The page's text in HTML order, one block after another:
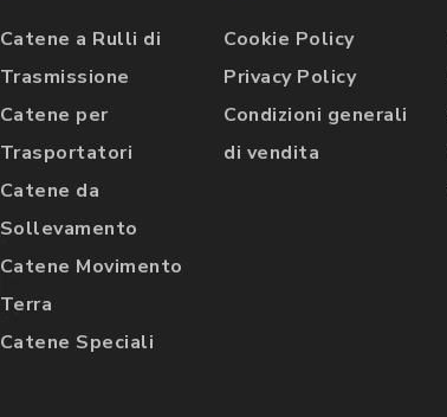
Catene a Rulli di
Trasmissione
Catene per
Trasportatori
Catene da
Sollevamento
Catene Movimento
Terra
Catene Speciali
Cookie Policy
Privacy Policy
Condizioni generali
di vendita